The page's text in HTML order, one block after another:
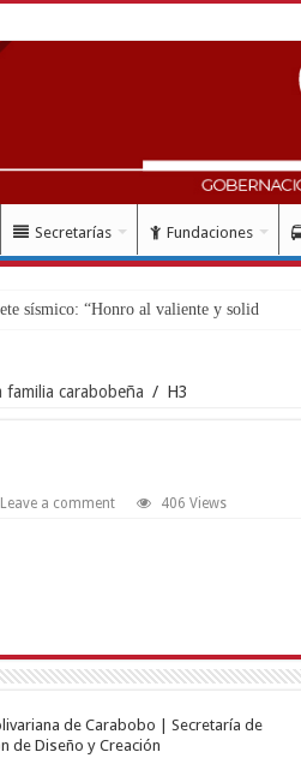
Secretarías Fundaciones
sísmico: “Honro al valiente y solidario
carabobeña / H3
Leave a comment 406 Views
de Carabobo | Secretaría de
de Diseño y Creación